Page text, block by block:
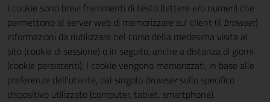
I cookie sono brevi frammenti di testo (lettere e/o numeri) che
permettono al server web di memorizzare sul client (il browser)
informazioni da riutilizzare nel corso della medesima visita al
sito (cookie di sessione) o in seguito, anche a distanza di giorni
(cookie persistenti). I cookie vengono memorizzati, in base alle
preferenze dell'utente, dal singolo browsersullo specifico
dispositivo utilizzato (computer, tablet, smartphone).